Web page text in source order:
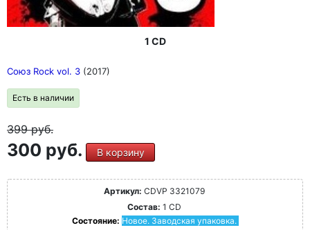
1 CD
Союз Rock vol. 3 (2017)
Есть в наличии
399руб.
300 руб. В корзину
Артикул: CDVP 3321079
Состав: 1 CD
Состояние: Новое. Заводская упаковка.